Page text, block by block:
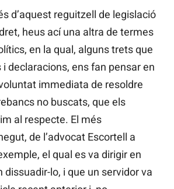
d’aquest reguitzell de legislació
heus ací una altra de termes
en la qual, alguns trets que
i declaracions, ens fan pensar en
immediata de resoldre
no buscats, que els
al respecte. El més
de l’advocat Escortell a
el qual es va dirigir en
dissuadir-lo, i que un servidor va